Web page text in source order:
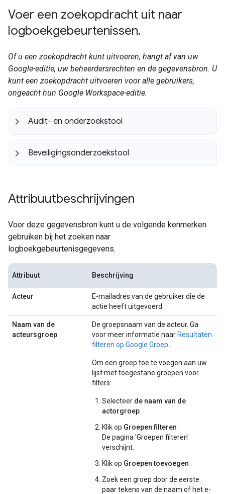
Voer een zoekopdracht uit naar
logboekgebeurtenissen.
Of u een zoekopdracht kunt uitvoeren, hangt af van uw
Google-editie, uw beheerdersrechten en de gegevensbron. U
kunt een zoekopdracht uitvoeren voor alle gebruikers,
ongeacht hun Google Workspace-editie.
Audit- en onderzoekstool
Beveiligingsonderzoekstool
Attribuutbeschrijvingen
Voor deze gegevensbron kunt u de volgende kenmerken
gebruiken bij het zoeken naar
logboekgebeurtenisgegevens.
Attribuut Beschrijving
Acteur
E-mailadres van de gebruiker die de
actie heeft uitgevoerd
Naam van de
acteursgroep
De groepsnaam van de acteur. Ga
voor meer informatie naar Resultaten
filteren op Google Groep
Om een ​​groep toe te voegen aan uw
lijst met toegestane groepen voor
filters:
Selecteer de naam van de
actorgroep
Klik op Groepen filteren
De pagina 'Groepen filteren'
verschijnt.
Klik op Groepen toevoegen
Zoek een groep door de eerste
paar tekens van de naam of het e-